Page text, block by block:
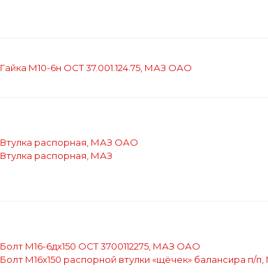
Гайка М10-6н ОСТ 37.001.124.75, МАЗ ОАО
Втулка распорная, МАЗ ОАО
Втулка распорная, МАЗ
Болт М16-6дх150 ОСТ 3700112275, МАЗ ОАО
Болт М16х150 распорной втулки «щёчек» балансира п/